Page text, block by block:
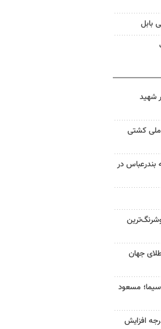
بابل
شهید
ملی کشتی
بندرعباس در
جهان
سیما؛ مسعود
در خراسان رضوی ۴ درجه افزایش